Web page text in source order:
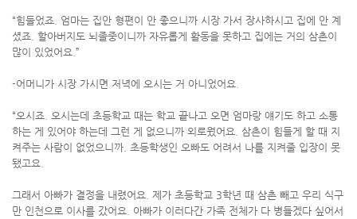
“힘들었죠. 엄마는 집안 형편이 안 좋으니까 시장 가서 장사하시고 집에 안 계
셨죠. 할아버지도 뇌졸중이니까 자유롭게 활동을 못하고 집에는 거의 삼촌이
많이 있었어요.”
-어머니가 시장 가시면 저녁에 오시는 거 아니었어요.
“오시죠. 오시는데 초등학교 때는 학교 끝나고 오면 엄마랑 얘기도 하고 소통
하는 게 있어야 하는데 그런 게 없으니까 외로웠어요. 삼촌이 힘들게 할 때 지
켜주는 사람이 없었으니까. 초등학생인 오빠도 어려서 나를 지켜줄 입장이 못
됐고요.
그래서 아빠가 결정을 내렸어요. 제가 초등학교 3학년 때 삼촌 빼고 우리 식구
만 인천으로 이사를 갔어요. 아빠가 이러다간 가족 전체가 다 병들겠다 싶어서